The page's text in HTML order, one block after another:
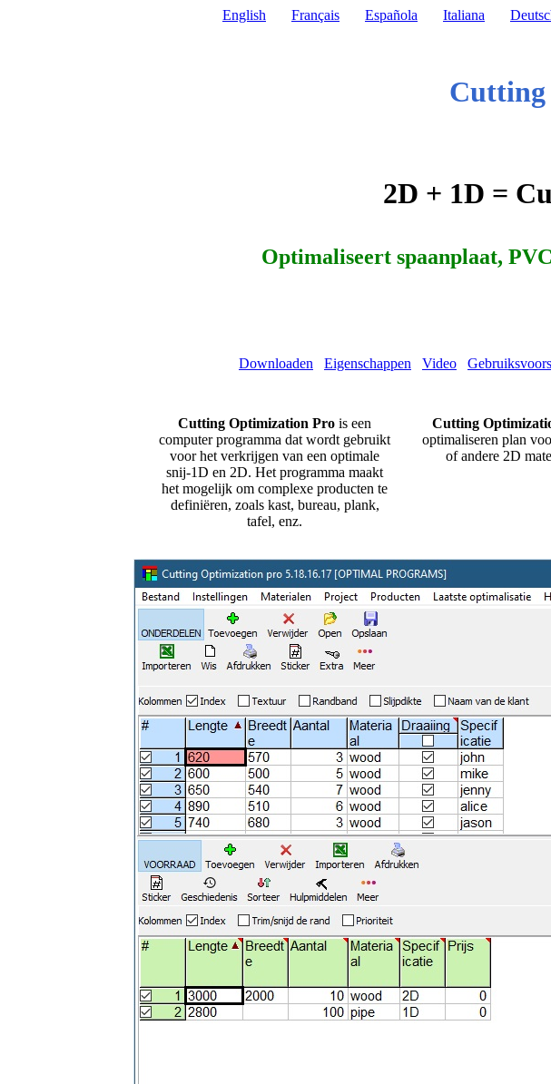
English Français Española Italiana
2D + 1D =
Optimaliseert spaanplaat,
Downloaden Eigenschappen Video
Cutting Optimization Pro is een
computer programma dat wordt gebruikt
voor het verkrijgen van een optimale
snij-1D en 2D. Het programma maakt
het mogelijk om complexe producten te
definiëren, zoals kast, bureau, plank,
tafel, enz.
Cutting
optimaliseren plan
of andere 2D